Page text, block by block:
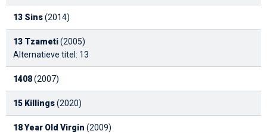
13 Sins(2014)
13 Tzameti(2005)
Alternatieve titel: 13
1408(2007)
15 Killings(2020)
18 Year Old Virgin (2009)